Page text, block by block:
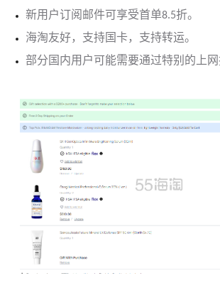
新用户订阅邮件可享受首单8.5折。
海淘友好，支持国卡，支持转运。
部分国内用户可能需要通过特别的上